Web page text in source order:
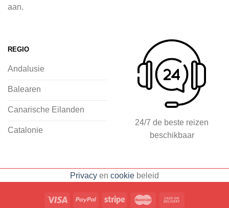
vliegvakantie zoeken en boeken bij
2Spanje.nl, met een team dat altijd
klaarstaat om eventuele vragen te
beantwoorden en ervoor te zorgen dat
jij met een gerust hart op vakantie kunt
accommodaties: resorts, hotels en
Voorpret met inspirerende
aan.
REGIO
Andalusie
Balearen
Canarische Eilanden
Catalonie
24/7 de beste reizen
beschikbaar
Privacy en cookie beleid